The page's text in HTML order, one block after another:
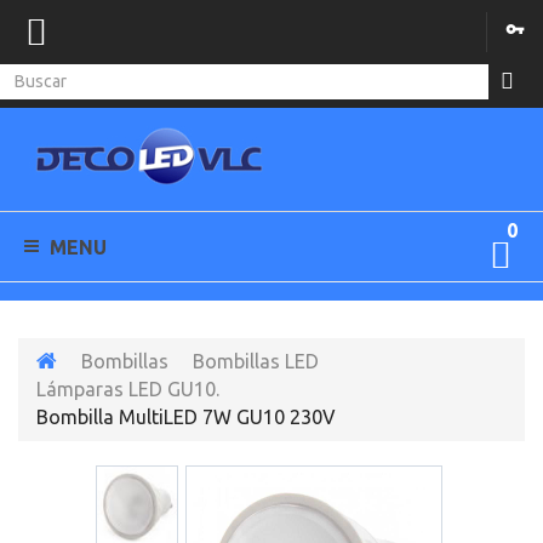
0
MENU
Bombillas
Bombillas LED
Lámparas LED GU10.
Bombilla MultiLED 7W GU10 230V